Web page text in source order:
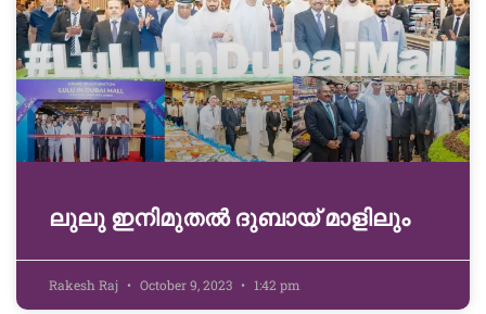
ലുലു ഇനിമുതൽ ദുബായ്‌ മാളിലും
Rakesh Raj October 9, 2023 1:42 pm